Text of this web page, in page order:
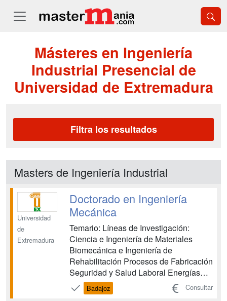
Másteres en Ingeniería
Industrial Presencial de
Universidad de Extremadura
Filtra los resultados
Masters de Ingeniería Industrial
Universidad
de
Extremadura
Doctorado en Ingeniería
Mecánica
Temario: Líneas de Investigación:
Ciencia e Ingeniería de Materiales
Biomecánica e Ingeniería de
Rehabilitación Procesos de Fabricación
Seguridad y Salud Laboral Energías
Renovables y Eficiencia Energética
Mecánica de Fluidos Ingeniería de
Badajoz Consultar